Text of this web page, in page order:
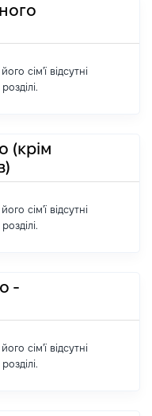
сім'ї відсутні
(крім
сім'ї відсутні
-
сім'ї відсутні